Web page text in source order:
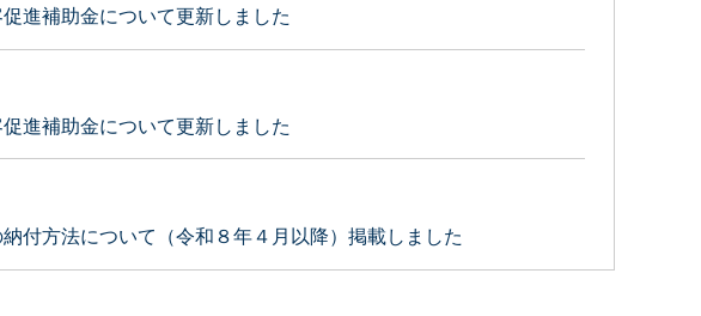
進補助金について更新しました
進補助金について更新しました
付方法について（令和８年４月以降）掲載しました